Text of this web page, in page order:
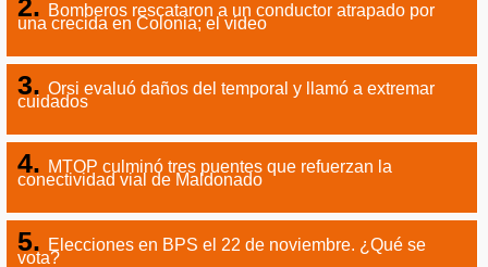
Bomberos rescataron a un conductor atrapado por
una crecida en Colonia; el video
Orsi evaluó daños del temporal y llamó a extremar
cuidados
MTOP culminó tres puentes que refuerzan la
conectividad vial de Maldonado
Elecciones en BPS el 22 de noviembre. ¿Qué se